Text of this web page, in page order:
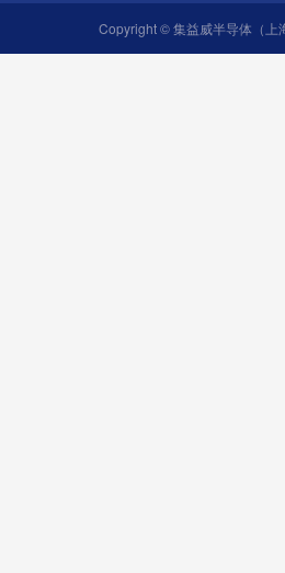
Copyright © 集益威半导体（上